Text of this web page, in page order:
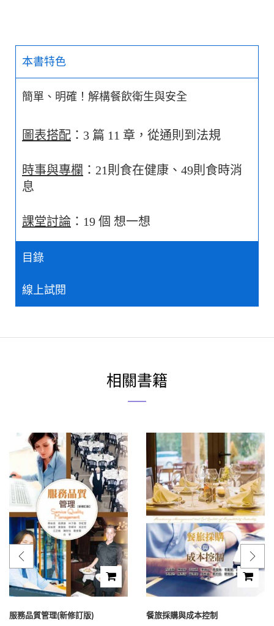
本書特色
簡單、明確！解構餐飲衛生與安全
圖表搭配 ：3 篇 11 章，從通則到法規
時事與專欄 ：21則食在健康、49則食時消
息
課堂討論 ：19 個 想一想
目錄
線上試閱
相關書籍
服務品質管理(新修訂版) 餐旅採購與成本控制